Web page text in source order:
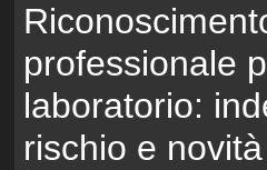
professionale
laboratorio:
rischio e